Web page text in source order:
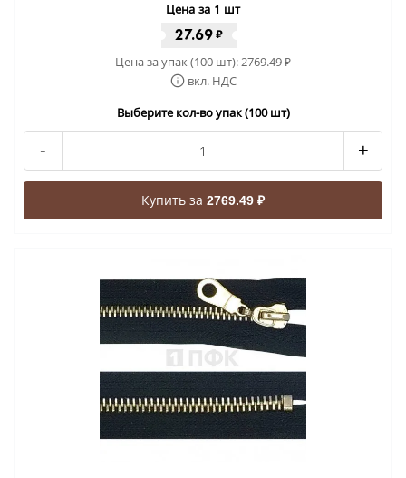
Цена за 1 шт
27.69 ₽
Цена за упак (100 шт):2769.49₽
вкл. НДС
Выберите кол-во упак (100 шт)
- +
Купить за 2769.49 ₽